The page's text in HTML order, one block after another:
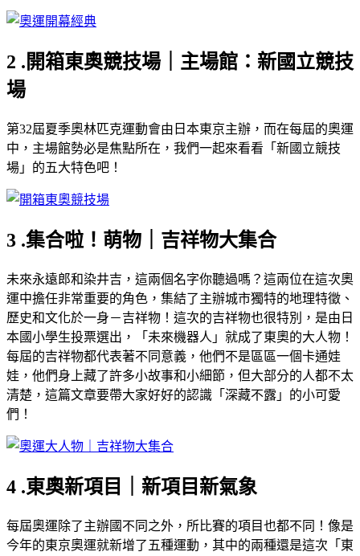
2 .開箱東奧競技場｜主場館：新國立競技
場
第32屆夏季奧林匹克運動會由日本東京主辦，而在每屆的奧運
中，主場館勢必是焦點所在，我們一起來看看「新國立競技
場」的五大特色吧！
3 .集合啦！萌物｜吉祥物大集合
未來永遠郎和染井吉，這兩個名字你聽過嗎？這兩位在這次奧
運中擔任非常重要的角色，集結了主辦城市獨特的地理特徵、
歷史和文化於一身－吉祥物！這次的吉祥物也很特別，是由日
本國小學生投票選出，「未來機器人」就成了東奧的大人物！
每屆的吉祥物都代表著不同意義，他們不是區區一個卡通娃
娃，他們身上藏了許多小故事和小細節，但大部分的人都不太
清楚，這篇文章要帶大家好好的認識「深藏不露」的小可愛
們！
4 .東奧新項目｜新項目新氣象
每屆奧運除了主辦國不同之外，所比賽的項目也都不同！像是
今年的東京奧運就新增了五種運動，其中的兩種還是這次「東